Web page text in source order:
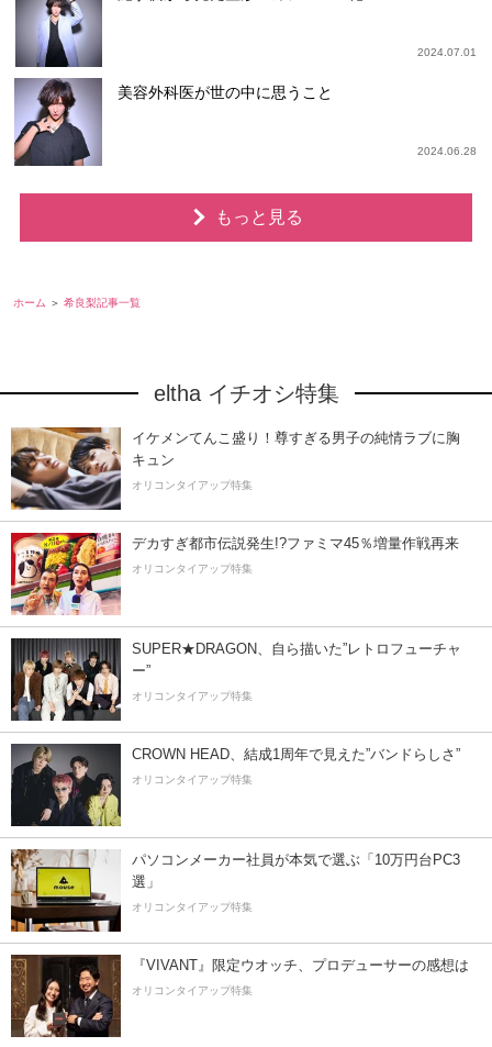
2024.07.01
美容外科医が世の中に思うこと
2024.06.28
もっと見る
ホーム 希良梨記事一覧
eltha イチオシ特集
イケメンてんこ盛り！尊すぎる男子の純情ラブに胸
キュン
オリコンタイアップ特集
デカすぎ都市伝説発生!?ファミマ45％増量作戦再来
オリコンタイアップ特集
SUPER★DRAGON、自ら描いた”レトロフューチャ
ー”
オリコンタイアップ特集
CROWN HEAD、結成1周年で見えた”バンドらしさ”
オリコンタイアップ特集
パソコンメーカー社員が本気で選ぶ「10万円台PC3
選」
オリコンタイアップ特集
『VIVANT』限定ウオッチ、プロデューサーの感想は
オリコンタイアップ特集